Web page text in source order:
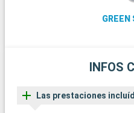
GREEN
INFOS
Las prestaciones